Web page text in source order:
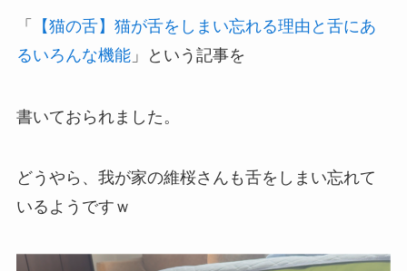
「
【猫の舌】猫が舌をしまい忘れる理由と舌にあ
るいろんな機能」という記事を
書いておられました。
どうやら、我が家の維桜さんも舌をしまい忘れて
いるようですｗ